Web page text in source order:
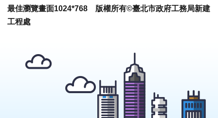
最佳瀏覽畫面1024*768 版權所有©臺北市政府工務局新建
工程處